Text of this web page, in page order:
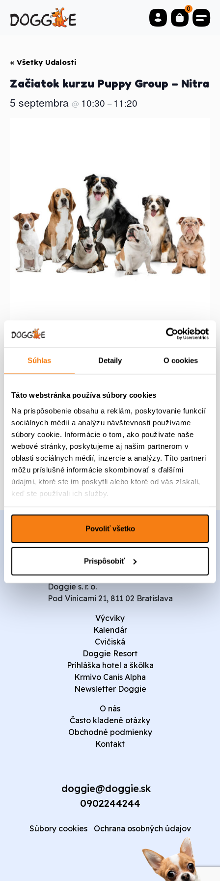
Súhlas Detaily O cookies
Táto webstránka používa súbory cookies
Na prispôsobenie obsahu a reklám, poskytovanie funkcií
sociálnych médií a analýzu návštevnosti používame
súbory cookie. Informácie o tom, ako používate naše
webové stránky, poskytujeme aj našim partnerom v
oblasti sociálnych médií, inzercie a analýzy. Títo partneri
môžu príslušné informácie skombinovať s ďalšími
údajmi, ktoré ste im poskytli alebo ktoré od vás získali,
keď ste používali ich služby.
Povoliť všetko
Prispôsobiť
0
« Všetky Udalosti
Začiatok kurzu Puppy Group – Nitra
5 septembra @ 10:30 – 11:20
Puppy Group
170,00€P
ô
o
n
á
c
e
b
o
l
:
0
0
100,00
k
u
á
l
n
a
c
a
j
e
1
,
€
.
o
ž
s
o
P
u
p
p
G
u
Pridať do kalendára
Doggie s. r. o.
Pod Vinicami 21, 811 02 Bratislava
Výcviky
Kalendár
Cvičiská
Doggie Resort
Prihláška hotel a škôlka
Krmivo Canis Alpha
Newsletter Doggie
O nás
Často kladené otázky
Obchodné podmienky
Kontakt
doggie@doggie.sk
0902244244
Súbory cookies Ochrana osobných údajov